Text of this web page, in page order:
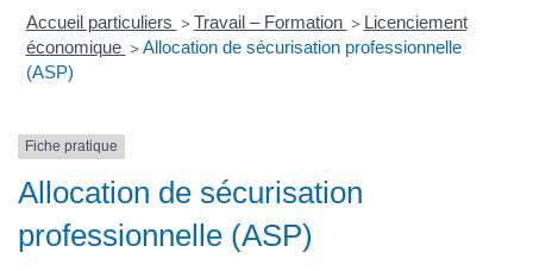
Accueil particuliers > Travail – Formation > Licenciement
économique > Allocation de sécurisation professionnelle
(ASP)
Fiche pratique
Allocation de sécurisation
professionnelle (ASP)